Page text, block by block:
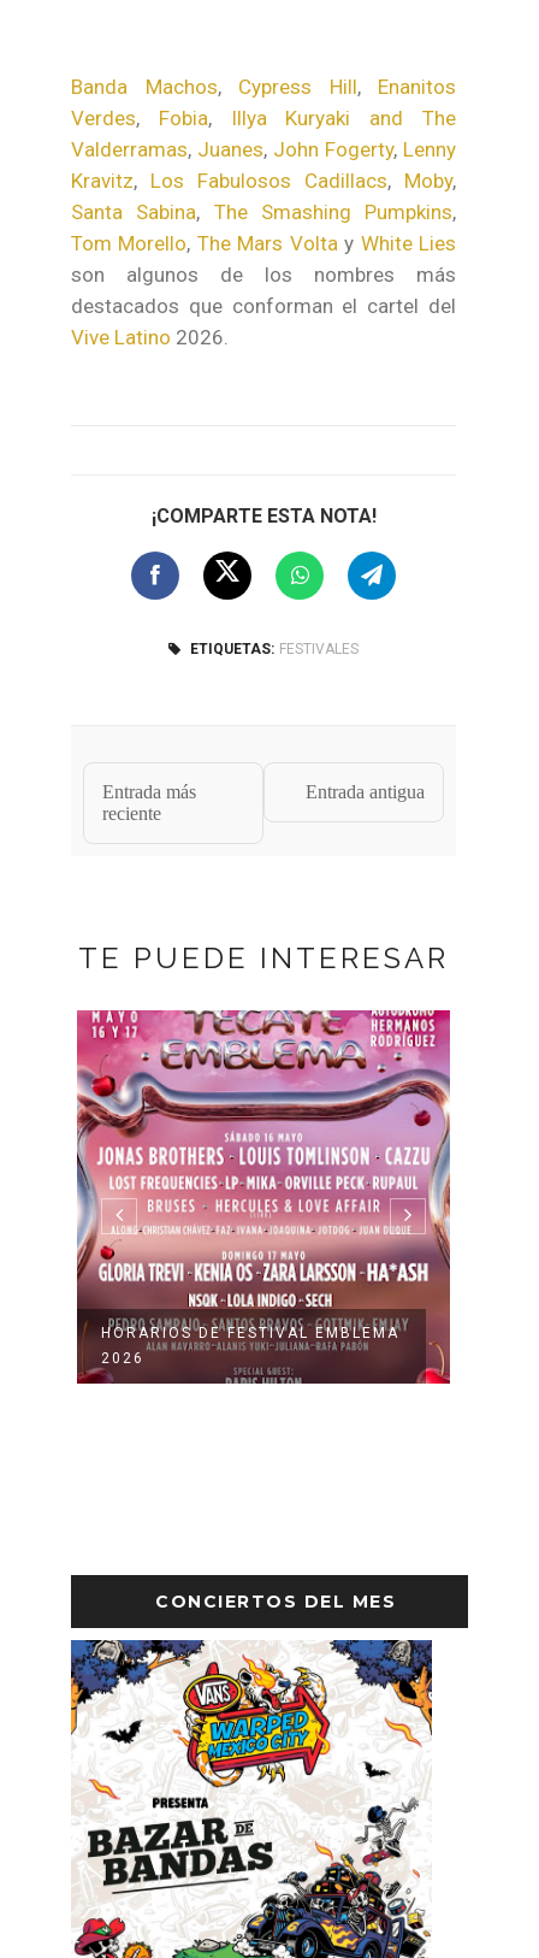
Banda Machos, Cypress Hill, Enanitos
Verdes, Fobia,
Illya Kuryaki and The
Valderramas, Juanes, John Fogerty, Lenny
Kravitz, Los Fabulosos Cadillacs, Moby,
Santa Sabina, The Smashing Pumpkins,
Tom Morello, The Mars Voltay White Lies
son algunos de los nombres más
destacados que conforman el cartel del
Vive Latino 2026.
¡COMPARTE ESTA NOTA!
ETIQUETAS: FESTIVALES
Entrada más
reciente
Entrada antigua
TE PUEDE INTERESAR
HORARIOS DE FESTIVAL EMBLEMA
2026
CONCIERTOS DEL MES